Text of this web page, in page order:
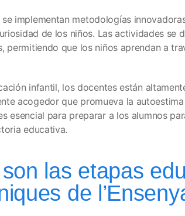
implementan metodologías
de los niños. Las actividades se
permitiendo que los niños aprendan a
infantil, los docentes están
acogedor que promueva la
esencial para preparar a los alumnos
educativa.
las etapas
de